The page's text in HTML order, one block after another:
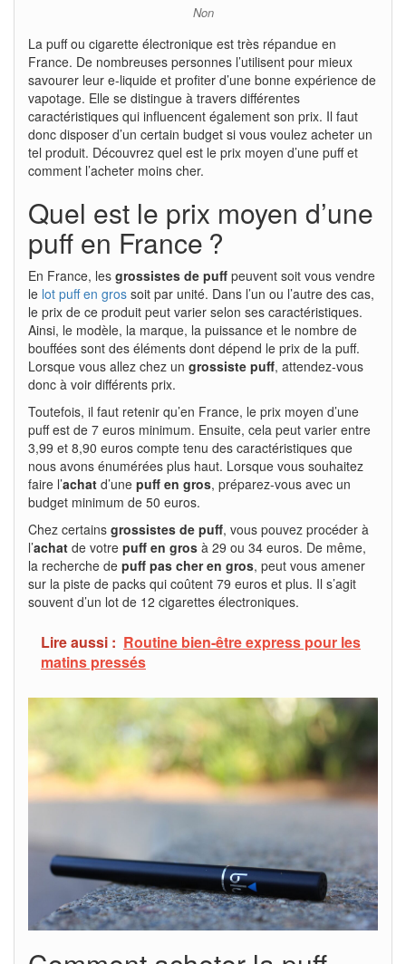
Non
La puff ou cigarette électronique est très répandue en
France. De nombreuses personnes l’utilisent pour mieux
savourer leur e-liquide et profiter d’une bonne expérience de
vapotage. Elle se distingue à travers différentes
caractéristiques qui influencent également son prix. Il faut
donc disposer d’un certain budget si vous voulez acheter un
tel produit. Découvrez quel est le prix moyen d’une puff et
comment l’acheter moins cher.
Quel est le prix moyen d’une
puff en France ?
En France, les grossistes de puff peuvent soit vous vendre
le lot puff en gros soit par unité. Dans l’un ou l’autre des cas,
le prix de ce produit peut varier selon ses caractéristiques.
Ainsi, le modèle, la marque, la puissance et le nombre de
bouffées sont des éléments dont dépend le prix de la puff.
Lorsque vous allez chez un grossiste puff, attendez-vous
donc à voir différents prix.
Toutefois, il faut retenir qu’en France, le prix moyen d’une
puff est de 7 euros minimum. Ensuite, cela peut varier entre
3,99 et 8,90 euros compte tenu des caractéristiques que
nous avons énumérées plus haut. Lorsque vous souhaitez
faire l’achat d’une puff en gros, préparez-vous avec un
budget minimum de 50 euros.
Chez certains grossistes de puff, vous pouvez procéder à
l’achat de votre puff en gros à 29 ou 34 euros. De même,
la recherche de puff pas cher en gros, peut vous amener
sur la piste de packs qui coûtent 79 euros et plus. Il s’agit
souvent d’un lot de 12 cigarettes électroniques.
Lire aussi : Routine bien-être express pour les
matins pressés